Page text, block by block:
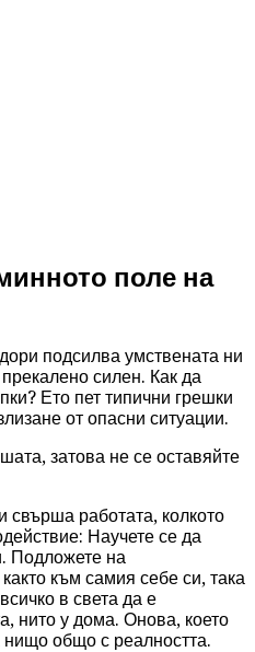
поле на
подсилва умствената ни
силен. Как да
Ето пет типични грешки
от опасни ситуации.
затова не се оставяйте
свърша работата, колкото
Научете се да
Подложете на
към самия себе си, така
в света да е
нито у дома. Онова, което
нищо общо с реалността.